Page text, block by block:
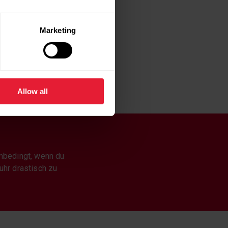
Marketing
Allow all
Training.
wenn du
drastisch zu